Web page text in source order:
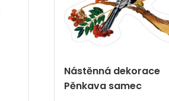
Nástěnná dekorace
Pěnkava samec